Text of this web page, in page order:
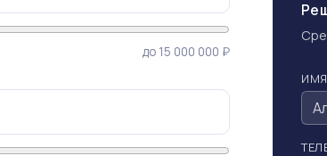
до 15 000 000 ₽
ИМЯ